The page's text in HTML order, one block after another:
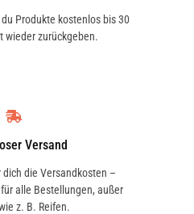
Produkte kostenlos bis 30
wieder zurückgeben.
Versand
die Versandkosten –
alle Bestellungen, außer
z. B. Reifen.